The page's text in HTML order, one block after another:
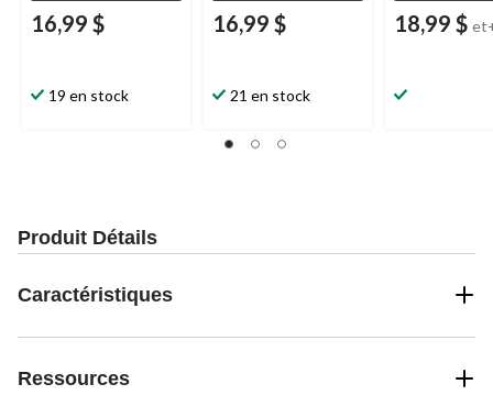
16,99 $
19 en stock
16,99 $
21 en stock
18,99 $
Produit Détails
Caractéristiques
Ressources